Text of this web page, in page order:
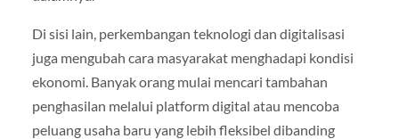
Di sisi lain, perkembangan teknologi dan digitalisasi
juga mengubah cara masyarakat menghadapi kondisi
ekonomi. Banyak orang mulai mencari tambahan
penghasilan melalui platform digital atau mencoba
peluang usaha baru yang lebih fleksibel dibanding